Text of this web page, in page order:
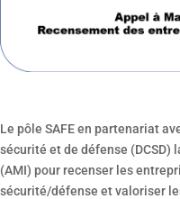
Le pôle SAFE en partenariat
sécurité et de défense (DCSD)
(AMI) pour recenser les
sécurité/défense et valoriser